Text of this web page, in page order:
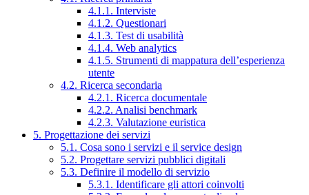
4.1.1. Interviste
4.1.2. Questionari
4.1.3. Test di usabilità
4.1.4. Web analytics
4.1.5. Strumenti di mappatura dell’esperienza
utente
4.2. Ricerca secondaria
4.2.1. Ricerca documentale
4.2.2. Analisi benchmark
4.2.3. Valutazione euristica
5. Progettazione dei servizi
5.1. Cosa sono i servizi e il service design
5.2. Progettare servizi pubblici digitali
5.3. Definire il modello di servizio
5.3.1. Identificare gli attori coinvolti